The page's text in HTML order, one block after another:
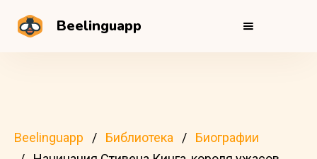
Beelinguapp
Beelinguapp Библиотека
Биографии